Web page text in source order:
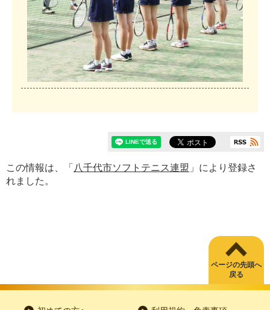
この情報は、「 八千代市ソフトテニス連盟 」により登録さ
れました。
ページの先頭へ
戻る